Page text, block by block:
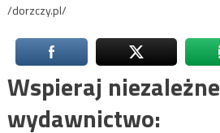
/dorzczy.pl/
Wspieraj niezależne
wydawnictwo: